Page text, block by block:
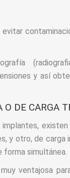
y así
O DE CARGA
y otro, de carga
forma simultánea.
ventajosa